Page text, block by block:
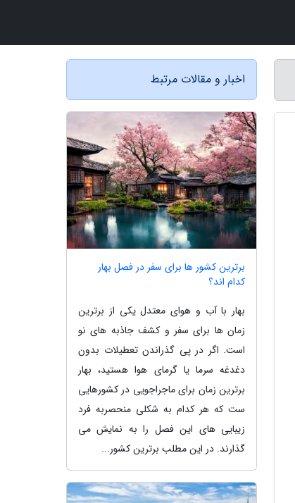
اخبار و مقالات مرتبط
برترین کشور ها برای سفر در فصل بهار
کدام اند؟
بهار با آب و هوای معتدل یکی از برترین
زمان ها برای سفر و کشف جاذبه های نو
است. اگر در پی گذراندن تعطیلات بدون
دغدغه سرما یا گرمای هوا هستید، بهار
برترین زمان برای ماجراجویی در کشورهایی
ست که هر کدام به شکلی منحصربه فرد
زیبایی های این فصل را به نمایش می
گذارند. در این مطلب برترین کشور...